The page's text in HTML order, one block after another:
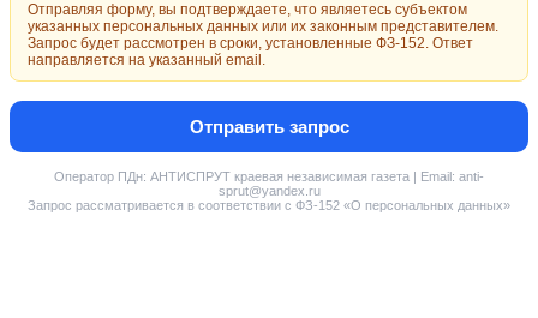
Отправляя форму, вы подтверждаете, что являетесь субъектом
указанных персональных данных или их законным представителем.
Запрос будет рассмотрен в сроки, установленные ФЗ-152. Ответ
направляется на указанный email.
Отправить запрос
Оператор ПДн: АНТИСПРУТ краевая независимая газета | Email: anti-
sprut@yandex.ru
Запрос рассматривается в соответствии с ФЗ-152 «О персональных данных»